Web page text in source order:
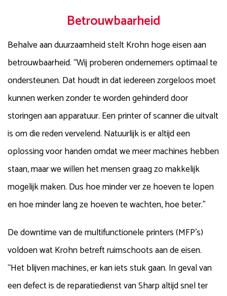
Betrouwbaarheid
Behalve aan duurzaamheid stelt Krohn hoge eisen aan
betrouwbaarheid. “Wij proberen ondernemers optimaal te
ondersteunen. Dat houdt in dat iedereen zorgeloos moet
kunnen werken zonder te worden gehinderd door
storingen aan apparatuur. Een printer of scanner die uitvalt
is om die reden vervelend. Natuurlijk is er altijd een
oplossing voor handen omdat we meer machines hebben
staan, maar we willen het mensen graag zo makkelijk
mogelijk maken. Dus hoe minder ver ze hoeven te lopen
en hoe minder lang ze hoeven te wachten, hoe beter.”
De downtime van de multifunctionele printers (MFP’s)
voldoen wat Krohn betreft ruimschoots aan de eisen.
“Het blijven machines, er kan iets stuk gaan. In geval van
een defect is de reparatiedienst van Sharp altijd snel ter